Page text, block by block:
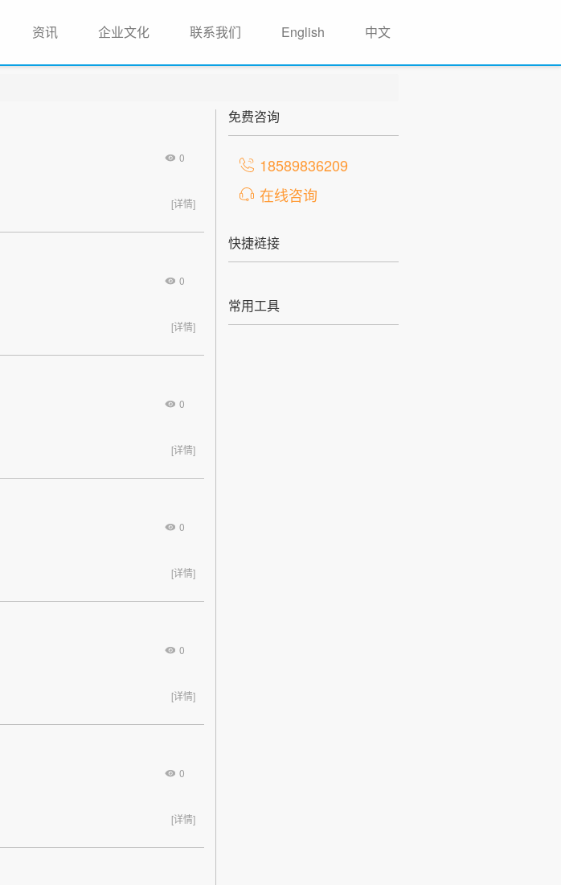
资讯 企业文化 联系我们 English 中文
0
[详情]
0
[详情]
0
[详情]
0
[详情]
0
[详情]
0
[详情]
免费咨询
18589836209
在线咨询
快捷裢接
常用工具